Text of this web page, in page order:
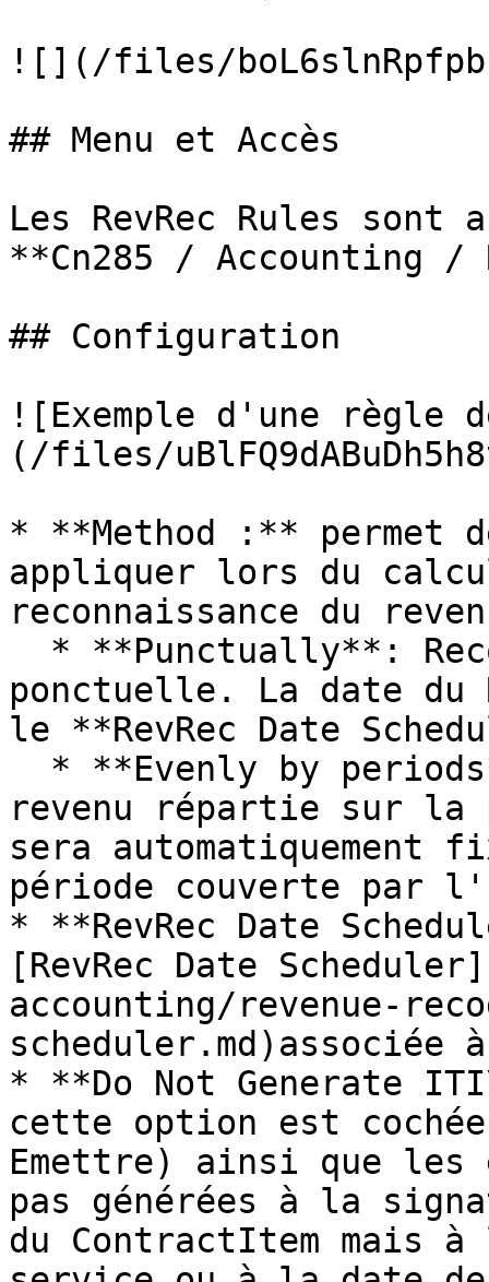
![](/files/
## Menu et Accès
Les RevRec Rules sont
**Cn285 / Accounting /
## Configuration
![Exemple d'une règle
(/files/
* **Method :** permet
appliquer lors du
reconnaissance du
ponctuelle. La date du
le **RevRec Date
revenu répartie sur la
sera
période couverte par
* **RevRec Date
[RevRec Date
accounting/revenue-
* **Do Not Generate
cette option est
Emettre) ainsi que les
pas générées à la
du ContractItem mais